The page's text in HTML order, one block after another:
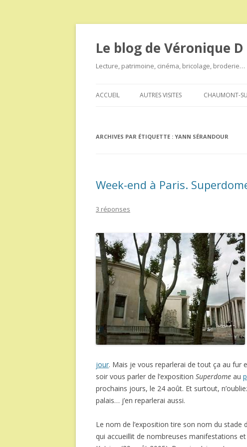
Le blog de Véronique D
Lecture, patrimoine, cinéma, bricolage, broderie…
ACCUEIL AUTRES VISITES CHAUMONT-
ARCHIVES PAR ÉTIQUETTE : YANN SÉRANDOUR
Week-end à Paris.
3 réponses
jour. Mais je vous reparlerai de tout ça au fur
soir vous parler de l’exposition Superdome au
prochains jours, le 24 août. Et surtout,
palais… j’en reparlerai aussi.
Le nom de l’exposition tire son nom du stade
qui accueillit de nombreuses manifestations